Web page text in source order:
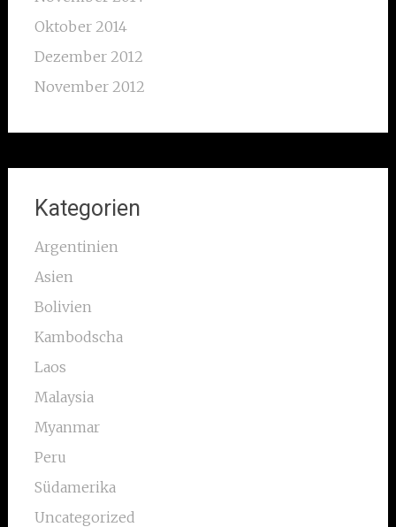
Oktober 2014
Dezember 2012
November 2012
Kategorien
Argentinien
Asien
Bolivien
Kambodscha
Laos
Malaysia
Myanmar
Peru
Südamerika
Uncategorized